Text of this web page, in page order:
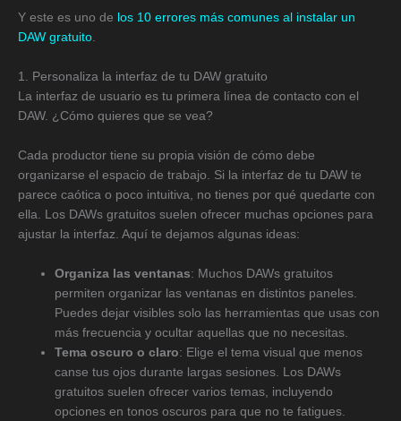
Y este es uno de los 10 errores más comunes al instalar un
DAW gratuito.
1. Personaliza la interfaz de tu DAW gratuito
La interfaz de usuario es tu primera línea de contacto con el
DAW. ¿Cómo quieres que se vea?
Cada productor tiene su propia visión de cómo debe
organizarse el espacio de trabajo. Si la interfaz de tu DAW te
parece caótica o poco intuitiva, no tienes por qué quedarte con
ella. Los DAWs gratuitos suelen ofrecer muchas opciones para
ajustar la interfaz. Aquí te dejamos algunas ideas:
Organiza las ventanas: Muchos DAWs gratuitos
permiten organizar las ventanas en distintos paneles.
Puedes dejar visibles solo las herramientas que usas con
más frecuencia y ocultar aquellas que no necesitas.
Tema oscuro o claro: Elige el tema visual que menos
canse tus ojos durante largas sesiones. Los DAWs
gratuitos suelen ofrecer varios temas, incluyendo
opciones en tonos oscuros para que no te fatigues.